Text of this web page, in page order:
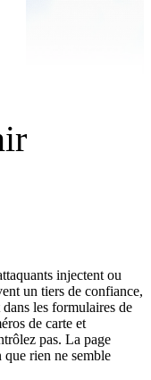
injectent ou
un tiers de confiance,
les formulaires de
de carte et
pas. La page
rien ne semble